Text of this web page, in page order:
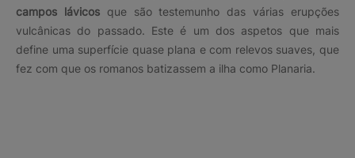
campos lávicosque são testemunho das várias erupções
vulcânicas do passado. Este é um dos aspetos que mais
define uma superfície quase plana e com relevos suaves, que
fez com que os romanos batizassem a ilha como Planaria.